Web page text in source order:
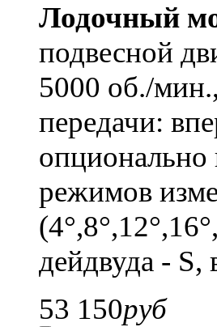
Лодочный
подвесной
5000 об./
передачи:
режимов
дейдвуда - S,
53 150руб